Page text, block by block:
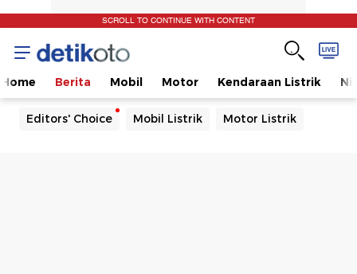
SCROLL TO CONTINUE WITH CONTENT
Home Berita Mobil Motor Kendaraan Listrik
Editors' Choice Mobil Listrik Motor Listrik